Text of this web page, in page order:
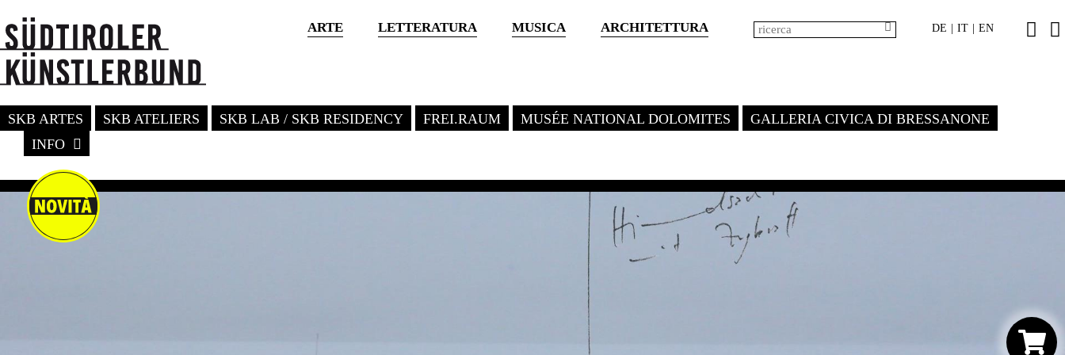
ARTE LETTERATURA MUSICA ARCHITETTURA DE IT EN
SKB ARTES SKB ATELIERS SKB LAB / SKB RESIDENCY FREI.RAUM MUSÉE NATIONAL DOLOMITES
GALLERIA CIVICA DI BRESSANONE
INFO